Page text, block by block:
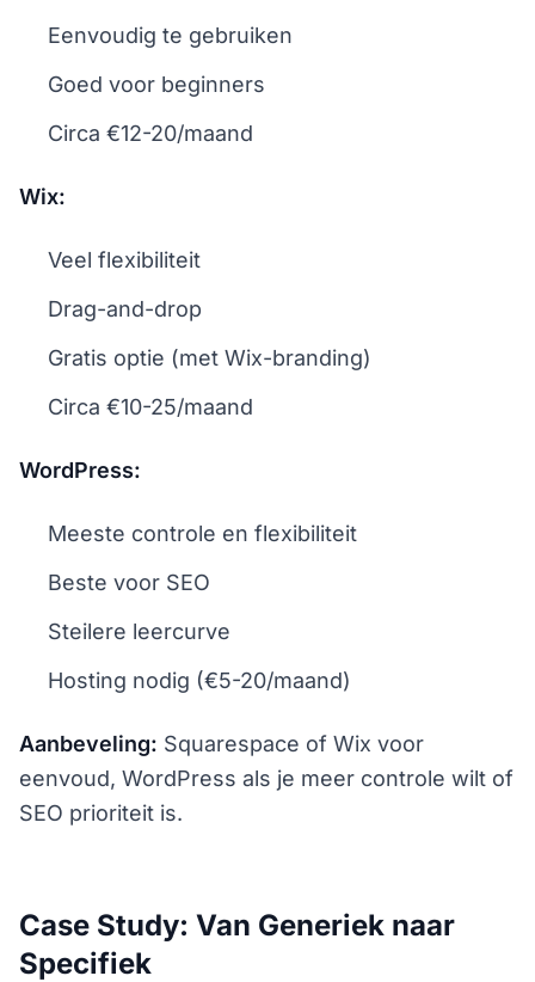
Eenvoudig te gebruiken
Goed voor beginners
Circa €12-20/maand
Wix:
Veel flexibiliteit
Drag-and-drop
Gratis optie (met Wix-branding)
Circa €10-25/maand
WordPress:
Meeste controle en flexibiliteit
Beste voor SEO
Steilere leercurve
Hosting nodig (€5-20/maand)
Aanbeveling: Squarespace of Wix voor
eenvoud, WordPress als je meer controle wilt of
SEO prioriteit is.
Case Study: Van Generiek naar
Specifiek